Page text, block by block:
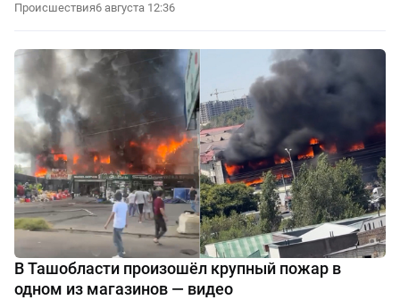
Происшествия6 августа 12:36
В Ташобласти произошёл крупный пожар в
одном из магазинов — видео